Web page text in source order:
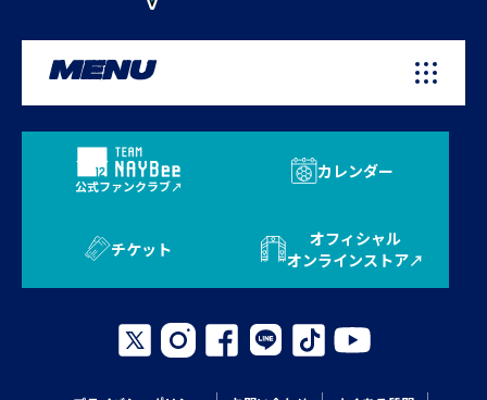
MENU
公式ファンクラブ
カレンダー
チケット
オフィシャル
オンラインストア